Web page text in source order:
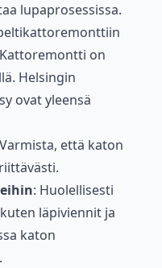
lupaprosessissa.
on
Helsingin
ovat yleensä
että katon
: Huolellisesti
läpiviennit ja
katon